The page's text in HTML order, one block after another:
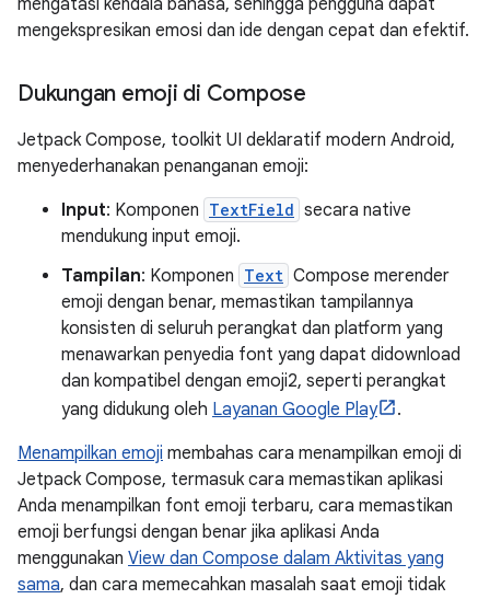
mengatasi kendala bahasa, sehingga pengguna dapat
mengekspresikan emosi dan ide dengan cepat dan efektif.
Dukungan emoji di Compose
Jetpack Compose, toolkit UI deklaratif modern Android,
menyederhanakan penanganan emoji:
Input: Komponen TextField secara native
mendukung input emoji.
Tampilan: Komponen Text Compose merender
emoji dengan benar, memastikan tampilannya
konsisten di seluruh perangkat dan platform yang
menawarkan penyedia font yang dapat didownload
dan kompatibel dengan emoji2, seperti perangkat
yang didukung oleh Layanan Google Play
.
Menampilkan emoji membahas cara menampilkan emoji di
Jetpack Compose, termasuk cara memastikan aplikasi
Anda menampilkan font emoji terbaru, cara memastikan
emoji berfungsi dengan benar jika aplikasi Anda
menggunakan View dan Compose dalam Aktivitas yang
sama, dan cara memecahkan masalah saat emoji tidak